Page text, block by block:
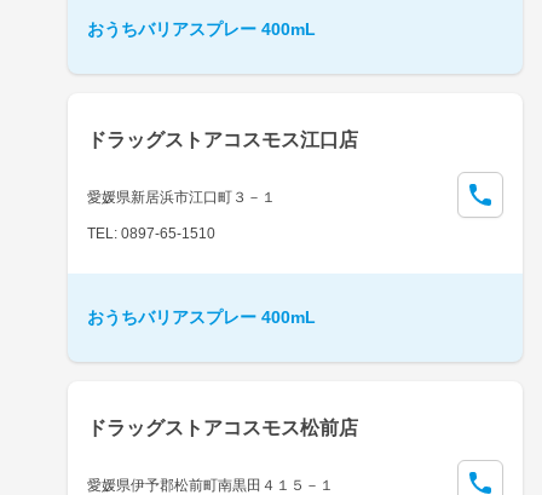
おうちバリアスプレー 400mL
ドラッグストアコスモス江口店
愛媛県新居浜市江口町３－１
TEL: 0897-65-1510
おうちバリアスプレー 400mL
ドラッグストアコスモス松前店
愛媛県伊予郡松前町南黒田４１５－１